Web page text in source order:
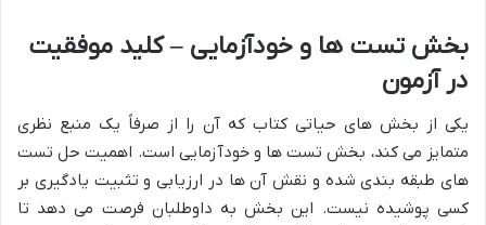
بخش تست ها و خودآزمایی – کلید موفقیت
در آزمون
یکی از بخش های حیاتی کتاب که آن را از صرفاً یک منبع نظری
متمایز می کند، بخش تست ها و خودآزمایی است. اهمیت حل تست
های طبقه بندی شده و نقش آن ها در ارزیابی و تثبیت یادگیری بر
کسی پوشیده نیست. این بخش به داوطلبان فرصت می دهد تا